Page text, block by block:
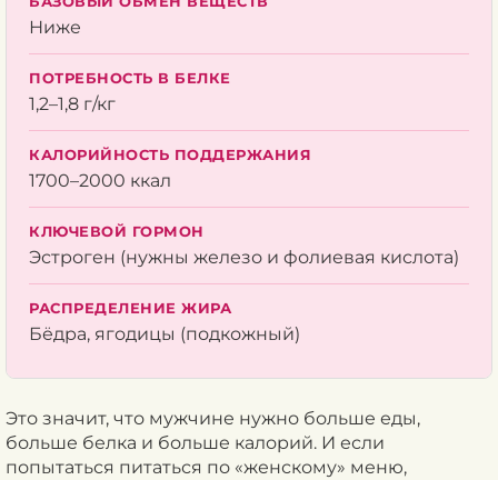
Ниже
ПОТРЕБНОСТЬ В БЕЛКЕ
1,2–1,8 г/кг
КАЛОРИЙНОСТЬ ПОДДЕРЖАНИЯ
1700–2000 ккал
КЛЮЧЕВОЙ ГОРМОН
Эстроген (нужны железо и фолиевая кислота)
РАСПРЕДЕЛЕНИЕ ЖИРА
Бёдра, ягодицы (подкожный)
Это значит, что мужчине нужно больше еды,
больше белка и больше калорий. И если
попытаться питаться по «женскому» меню,